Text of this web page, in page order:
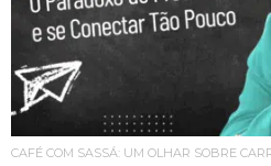
CAFÉ COM SASSÁ: UM OLHAR SOBRE